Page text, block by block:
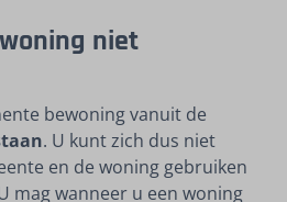
niet
bewoning vanuit de
. U kunt zich dus niet
en de woning gebruiken
mag wanneer u een woning